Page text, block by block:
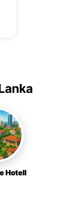
Hotell